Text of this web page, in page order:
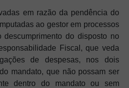
em razão da pendência do
ao gestor em processos
do disposto no
Fiscal, que veda
de despesas, nos dois
mandato, que não possam ser
dentro do mandato ou sem